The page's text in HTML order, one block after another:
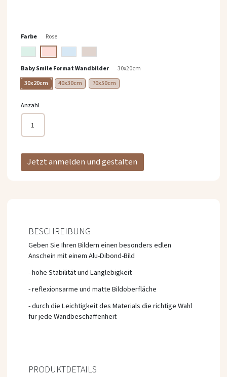
Farbe Rose
Baby Smile Format Wandbilder
30x20cm
30x20cm
40x30cm 70x50cm
Anzahl
Jetzt anmelden und gestalten
BESCHREIBUNG
Geben Sie Ihren Bildern einen besonders edlen
Anschein mit einem Alu-Dibond-Bild
- hohe Stabilität und Langlebigkeit
- reflexionsarme und matte Bildoberfläche
- durch die Leichtigkeit des Materials die richtige Wahl
für jede Wandbeschaffenheit
PRODUKTDETAILS